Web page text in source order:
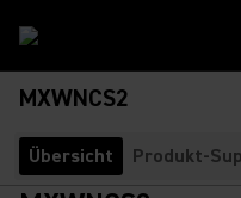
MXWNCS2
Übersicht Produkt-